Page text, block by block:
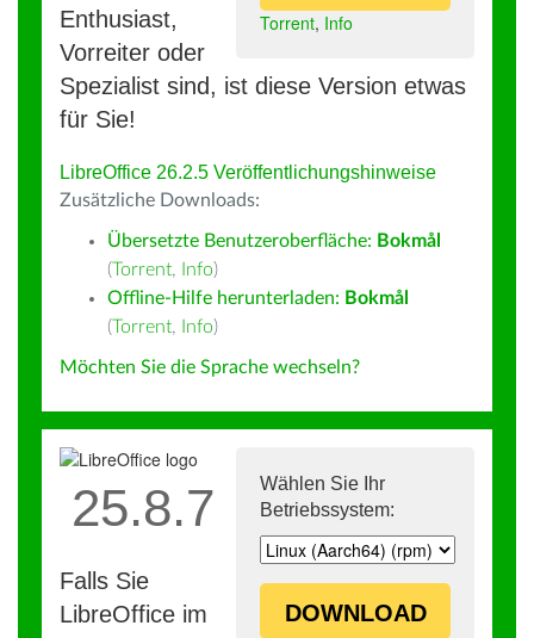
Torrent, Info
Enthusiast,
Vorreiter oder
Spezialist sind, ist diese Version etwas
für Sie!
LibreOffice 26.2.5 Veröffentlichungshinweise
Zusätzliche Downloads:
Übersetzte Benutzeroberfläche: Bokmål
(Torrent, Info)
Offline-Hilfe herunterladen: Bokmål
(Torrent, Info)
Möchten Sie die Sprache wechseln?
Wählen Sie Ihr
Betriebssystem:
DOWNLOAD
25.8.7
Falls Sie
LibreOffice im